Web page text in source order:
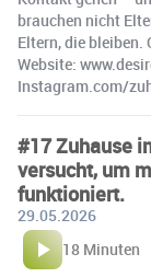
brauchen nicht
Eltern, die bleiben.
Website:
Instagram.com/
#17 Zuhause
versucht, um
funktioniert.
29.05.2026
18 Minuten